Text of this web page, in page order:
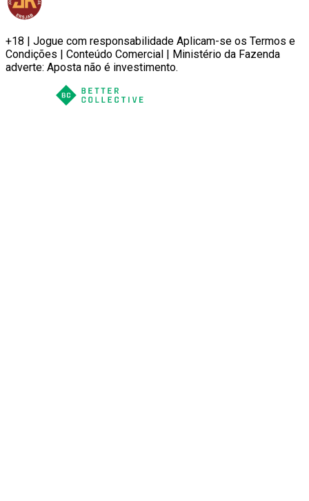
+18 | Jogue com responsabilidade Aplicam-se os Termos e
Condições | Conteúdo Comercial | Ministério da Fazenda
adverte: Aposta não é investimento.